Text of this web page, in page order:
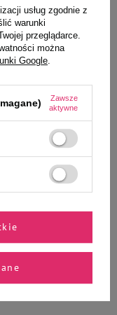
Taste Naturalny
gryzaki dla psa
cielęce 300 g
usług zgodnie z
warunki
przeglądarce.
można
Google
Zawsze
aktywne